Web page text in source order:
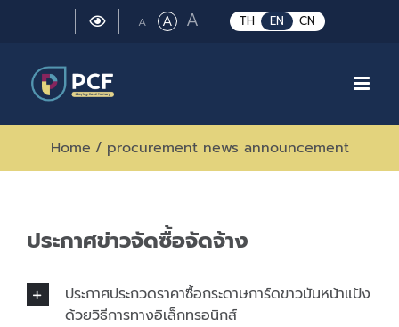
TH EN CN
A Small
ARegular
ALarge
font
Home / procurement news announcement
ประกาศข่าวจัดซื้อจัดจ้าง
ประกาศประกวดราคาซื้อกระดาษการ์ดขาวมันหน้าแป้ง
ด้วยวิธีการทางอิเล็กทรอนิกส์